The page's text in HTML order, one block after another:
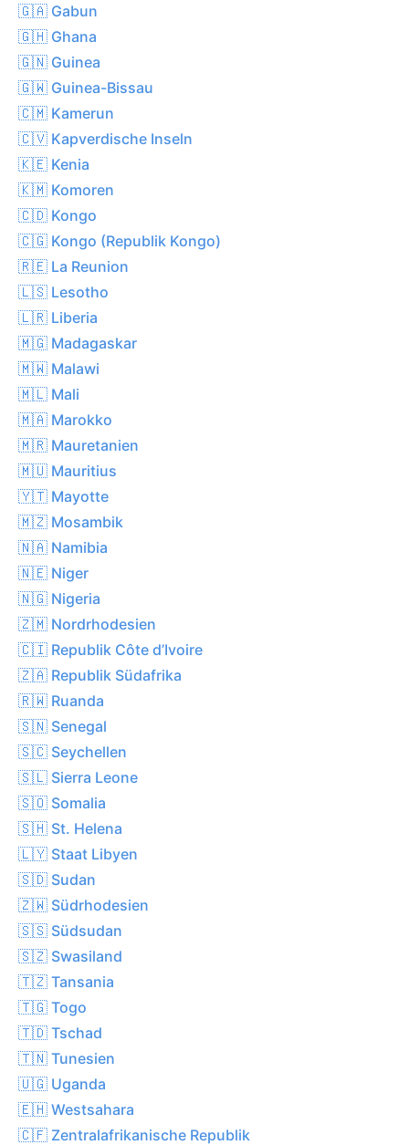
🇬🇦 Gabun
🇬🇭 Ghana
🇬🇳 Guinea
🇬🇼 Guinea-Bissau
🇨🇲 Kamerun
🇨🇻 Kapverdische Inseln
🇰🇪 Kenia
🇰🇲 Komoren
🇨🇩 Kongo
🇨🇬 Kongo (Republik Kongo)
🇷🇪 La Reunion
🇱🇸 Lesotho
🇱🇷 Liberia
🇲🇬 Madagaskar
🇲🇼 Malawi
🇲🇱 Mali
🇲🇦 Marokko
🇲🇷 Mauretanien
🇲🇺 Mauritius
🇾🇹 Mayotte
🇲🇿 Mosambik
🇳🇦 Namibia
🇳🇪 Niger
🇳🇬 Nigeria
🇿🇲 Nordrhodesien
🇨🇮 Republik Côte d’Ivoire
🇿🇦 Republik Südafrika
🇷🇼 Ruanda
🇸🇳 Senegal
🇸🇨 Seychellen
🇸🇱 Sierra Leone
🇸🇴 Somalia
🇸🇭 St. Helena
🇱🇾 Staat Libyen
🇸🇩 Sudan
🇿🇼 Südrhodesien
🇸🇸 Südsudan
🇸🇿 Swasiland
🇹🇿 Tansania
🇹🇬 Togo
🇹🇩 Tschad
🇹🇳 Tunesien
🇺🇬 Uganda
🇪🇭 Westsahara
🇨🇫 Zentralafrikanische Republik